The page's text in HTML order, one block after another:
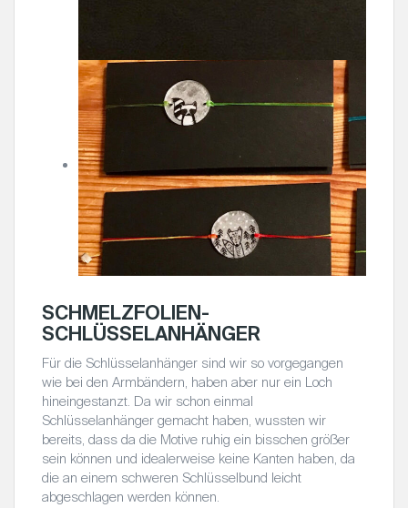
SCHMELZFOLIEN-
SCHLÜSSELANHÄNGER
Für die Schlüsselanhänger sind wir so vorgegangen
wie bei den Armbändern, haben aber nur ein Loch
hineingestanzt. Da wir schon einmal
Schlüsselanhänger gemacht haben, wussten wir
bereits, dass da die Motive ruhig ein bisschen größer
sein können und idealerweise keine Kanten haben, da
die an einem schweren Schlüsselbund leicht
abgeschlagen werden können.